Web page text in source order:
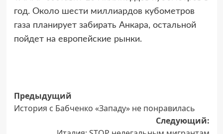
год. Около шести миллиардов кубометров
газа планирует забирать Анкара, остальной
пойдет на европейские рынки.
Навигация
записи
Предыдущий
История с Бабченко «Западу» не понравилась
Следующий: